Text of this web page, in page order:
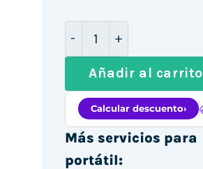
Añadir al carrito
Más servicios para
portátil: